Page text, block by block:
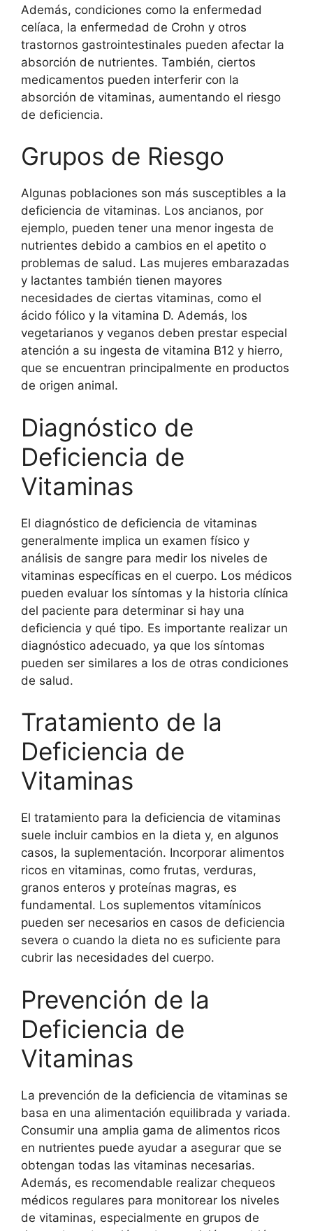
Además, condiciones como la enfermedad
celíaca, la enfermedad de Crohn y otros
trastornos gastrointestinales pueden afectar la
absorción de nutrientes. También, ciertos
medicamentos pueden interferir con la
absorción de vitaminas, aumentando el riesgo
de deficiencia.
Grupos de Riesgo
Algunas poblaciones son más susceptibles a la
deficiencia de vitaminas. Los ancianos, por
ejemplo, pueden tener una menor ingesta de
nutrientes debido a cambios en el apetito o
problemas de salud. Las mujeres embarazadas
y lactantes también tienen mayores
necesidades de ciertas vitaminas, como el
ácido fólico y la vitamina D. Además, los
vegetarianos y veganos deben prestar especial
atención a su ingesta de vitamina B12 y hierro,
que se encuentran principalmente en productos
de origen animal.
Diagnóstico de
Deficiencia de
Vitaminas
El diagnóstico de deficiencia de vitaminas
generalmente implica un examen físico y
análisis de sangre para medir los niveles de
vitaminas específicas en el cuerpo. Los médicos
pueden evaluar los síntomas y la historia clínica
del paciente para determinar si hay una
deficiencia y qué tipo. Es importante realizar un
diagnóstico adecuado, ya que los síntomas
pueden ser similares a los de otras condiciones
de salud.
Tratamiento de la
Deficiencia de
Vitaminas
El tratamiento para la deficiencia de vitaminas
suele incluir cambios en la dieta y, en algunos
casos, la suplementación. Incorporar alimentos
ricos en vitaminas, como frutas, verduras,
granos enteros y proteínas magras, es
fundamental. Los suplementos vitamínicos
pueden ser necesarios en casos de deficiencia
severa o cuando la dieta no es suficiente para
cubrir las necesidades del cuerpo.
Prevención de la
Deficiencia de
Vitaminas
La prevención de la deficiencia de vitaminas se
basa en una alimentación equilibrada y variada.
Consumir una amplia gama de alimentos ricos
en nutrientes puede ayudar a asegurar que se
obtengan todas las vitaminas necesarias.
Además, es recomendable realizar chequeos
médicos regulares para monitorear los niveles
de vitaminas, especialmente en grupos de